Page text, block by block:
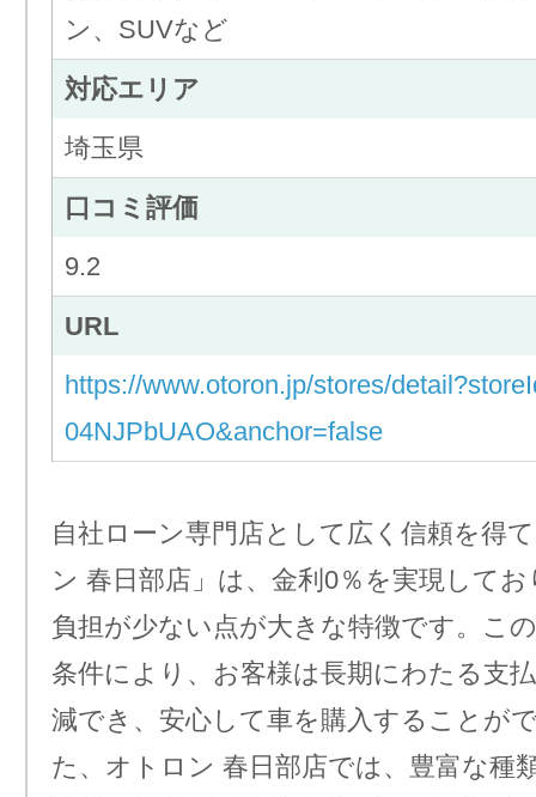
ン、SUVなど
対応エリア
埼玉県
口コミ評価
9.2
URL
https://www.otoron.jp/stores/
04NJPbUAO&anchor=false
自社ローン専門店として広く信頼を得
ン 春日部店」は、金利0％を実現して
負担が少ない点が大きな特徴です。こ
条件により、お客様は長期にわたる支
減でき、安心して車を購入することが
た、オトロン 春日部店では、豊富な種